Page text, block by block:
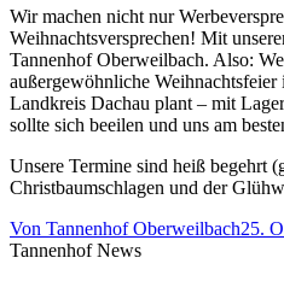
Wir machen nicht nur
Weihnachtsversprechen! Mit
Tannenhof Oberweilbach. Also:
außergewöhnliche
Landkreis Dachau plant – mit
sollte sich beeilen und uns am
Unsere Termine sind heiß begehrt
Christbaumschlagen und der
Von Tannenhof Oberweilbach25.
Tannenhof News